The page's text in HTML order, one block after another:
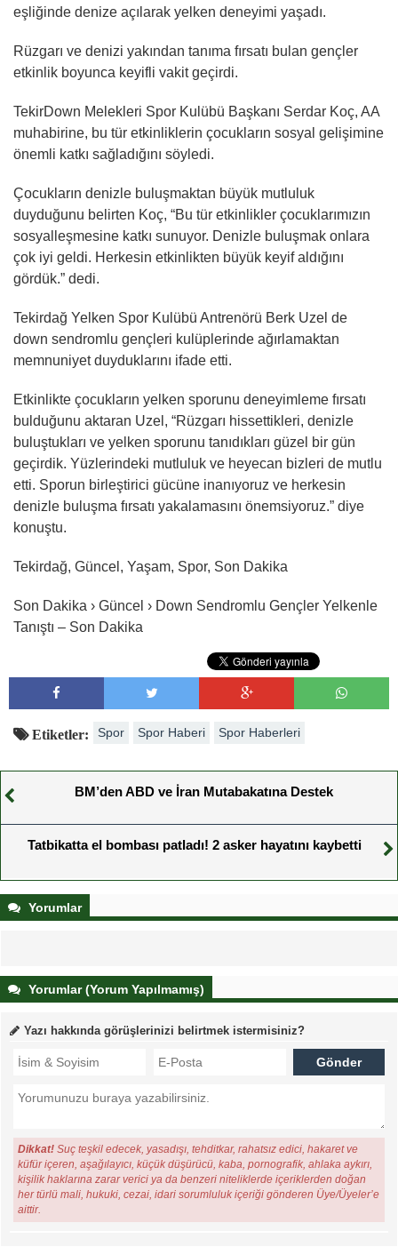
eşliğinde denize açılarak yelken deneyimi yaşadı.
Rüzgarı ve denizi yakından tanıma fırsatı bulan gençler
etkinlik boyunca keyifli vakit geçirdi.
TekirDown Melekleri Spor Kulübü Başkanı Serdar Koç, AA
muhabirine, bu tür etkinliklerin çocukların sosyal gelişimine
önemli katkı sağladığını söyledi.
Çocukların denizle buluşmaktan büyük mutluluk
duyduğunu belirten Koç, “Bu tür etkinlikler çocuklarımızın
sosyalleşmesine katkı sunuyor. Denizle buluşmak onlara
çok iyi geldi. Herkesin etkinlikten büyük keyif aldığını
gördük.” dedi.
Tekirdağ Yelken Spor Kulübü Antrenörü Berk Uzel de
down sendromlu gençleri kulüplerinde ağırlamaktan
memnuniyet duyduklarını ifade etti.
Etkinlikte çocukların yelken sporunu deneyimleme fırsatı
bulduğunu aktaran Uzel, “Rüzgarı hissettikleri, denizle
buluştukları ve yelken sporunu tanıdıkları güzel bir gün
geçirdik. Yüzlerindeki mutluluk ve heyecan bizleri de mutlu
etti. Sporun birleştirici gücüne inanıyoruz ve herkesin
denizle buluşma fırsatı yakalamasını önemsiyoruz.” diye
konuştu.
Tekirdağ, Güncel, Yaşam, Spor, Son Dakika
Son Dakika › Güncel › Down Sendromlu Gençler Yelkenle
Tanıştı – Son Dakika
Etiketler: Spor Spor Haberi Spor Haberleri
BM’den ABD ve İran Mutabakatına Destek
Tatbikatta el bombası patladı! 2 asker hayatını kaybetti
Yorumlar
Yorumlar (Yorum Yapılmamış)
Yazı hakkında görüşlerinizi belirtmek istermisiniz?
Dikkat! Suç teşkil edecek, yasadışı, tehditkar, rahatsız edici, hakaret ve
küfür içeren, aşağılayıcı, küçük düşürücü, kaba, pornografik, ahlaka aykırı,
kişilik haklarına zarar verici ya da benzeri niteliklerde içeriklerden doğan
her türlü mali, hukuki, cezai, idari sorumluluk içeriği gönderen Üye/Üyeler’e
aittir.